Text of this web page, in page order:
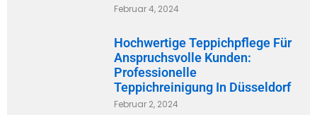
Februar 4, 2024
Hochwertige Teppichpflege Für
Anspruchsvolle Kunden:
Professionelle
Teppichreinigung In Düsseldorf
Februar 2, 2024